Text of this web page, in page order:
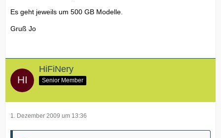
Es geht jeweils um 500 GB Modelle.
Gruß Jo
HiFiNery
Senior Member
1. Dezember 2009 um 13:36